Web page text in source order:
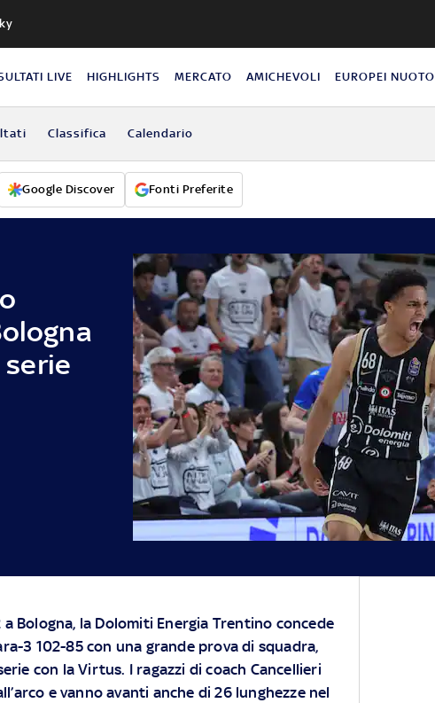
LIVE HIGHLIGHTS MERCATO AMICHEVOLI EUROPEI NUOTO
Classifica Calendario
Google Discover Fonti Preferite
serie
Bologna, la Dolomiti Energia Trentino concede
3 102-85 con una grande prova di squadra,
con la Virtus. I ragazzi di coach Cancellieri
e vanno avanti anche di 26 lunghezze nel